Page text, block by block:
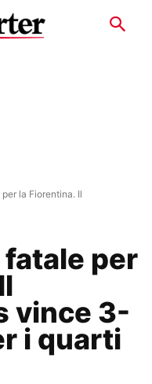
la Fiorentina. Il
per
vince 3-
i quarti